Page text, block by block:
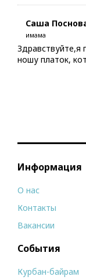
Саша
имама
Здравствуйте,я
ношу платок,
Информация
О нас
Контакты
Вакансии
События
Курбан-байрам